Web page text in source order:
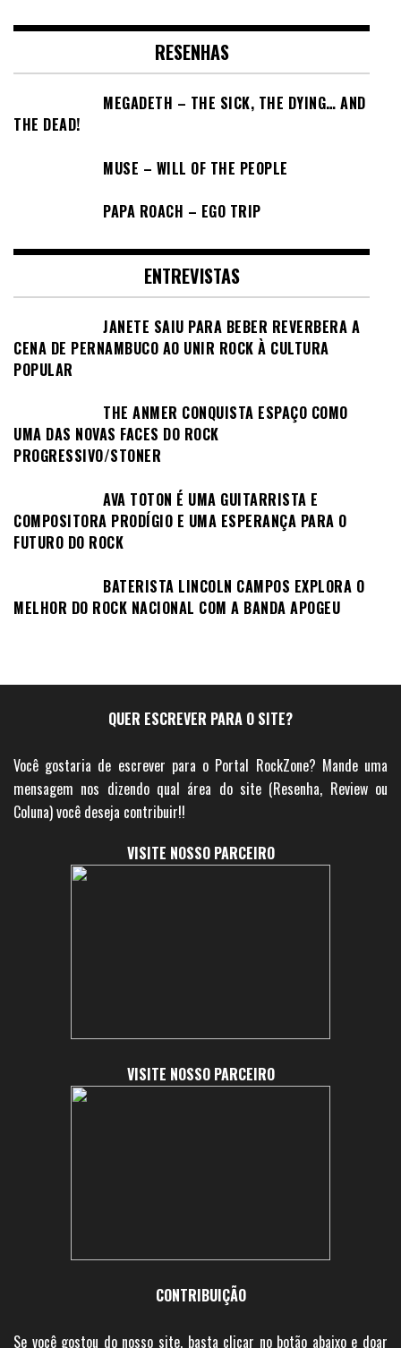
RESENHAS
MEGADETH – THE SICK, THE DYING… AND
THE DEAD!
MUSE – WILL OF THE PEOPLE
PAPA ROACH – EGO TRIP
ENTREVISTAS
JANETE SAIU PARA BEBER REVERBERA A
CENA DE PERNAMBUCO AO UNIR ROCK À CULTURA
POPULAR
THE ANMER CONQUISTA ESPAÇO COMO
UMA DAS NOVAS FACES DO ROCK
PROGRESSIVO/STONER
AVA TOTON É UMA GUITARRISTA E
COMPOSITORA PRODÍGIO E UMA ESPERANÇA PARA O
FUTURO DO ROCK
BATERISTA LINCOLN CAMPOS EXPLORA O
MELHOR DO ROCK NACIONAL COM A BANDA APOGEU
QUER ESCREVER PARA O SITE?
Você gostaria de escrever para o Portal RockZone? Mande uma
mensagem nos dizendo qual área do site (Resenha, Review ou
Coluna) você deseja contribuir!!
VISITE NOSSO PARCEIRO
VISITE NOSSO PARCEIRO
CONTRIBUIÇÃO
Se você gostou do nosso site, basta clicar no botão abaixo e doar